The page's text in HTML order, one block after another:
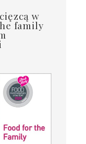
w
family